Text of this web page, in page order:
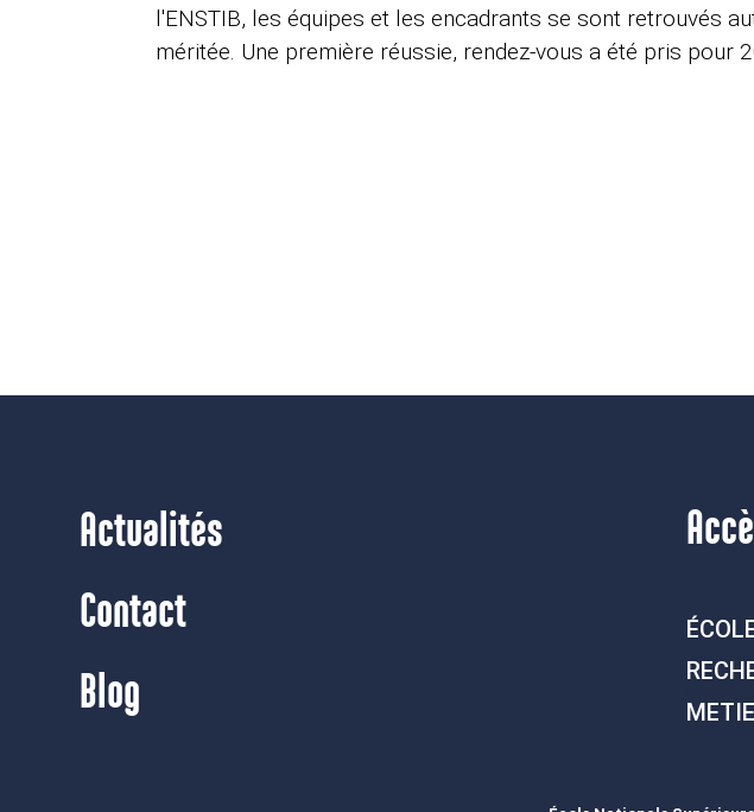
l'ENSTIB, les équipes et les encadrants se sont retrouvés
méritée. Une première réussie, rendez-vous a été pris pour
Actualités
Contact
Blog